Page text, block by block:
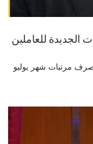
الجديدة للعاملين
مرتبات شهر يوليو